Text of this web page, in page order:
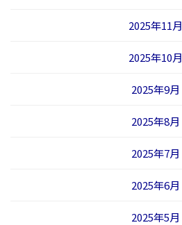
2025年11月
2025年10月
2025年9月
2025年8月
2025年7月
2025年6月
2025年5月